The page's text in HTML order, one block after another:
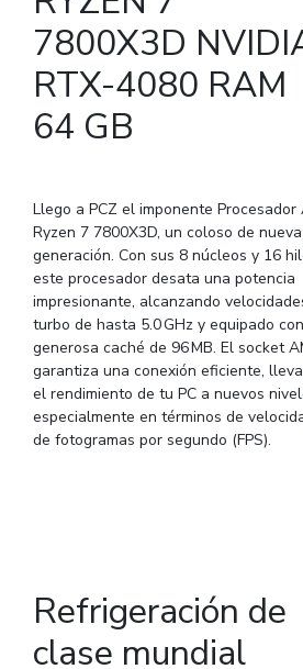
7800X3D
RTX-4080 RAM
64 GB
Llego a PCZ el imponente Procesador
Ryzen 7 7800X3D, un coloso de nueva
generación. Con sus 8 núcleos y 16
este procesador desata una potencia
impresionante, alcanzando
turbo de hasta 5.0 GHz y equipado
generosa caché de 96 MB. El socket
garantiza una conexión eficiente,
el rendimiento de tu PC a nuevos
especialmente en términos de
de fotogramas por segundo (FPS).
Refrigeración de
clase mundial